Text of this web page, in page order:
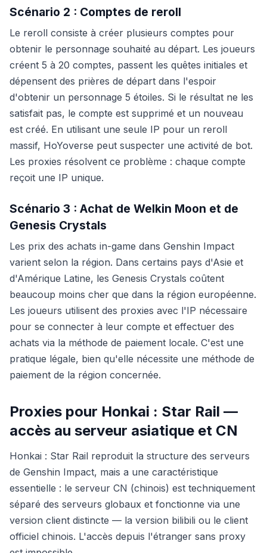
Scénario 2 : Comptes de reroll
Le reroll consiste à créer plusieurs comptes pour
obtenir le personnage souhaité au départ. Les joueurs
créent 5 à 20 comptes, passent les quêtes initiales et
dépensent des prières de départ dans l'espoir
d'obtenir un personnage 5 étoiles. Si le résultat ne les
satisfait pas, le compte est supprimé et un nouveau
est créé. En utilisant une seule IP pour un reroll
massif, HoYoverse peut suspecter une activité de bot.
Les proxies résolvent ce problème : chaque compte
reçoit une IP unique.
Scénario 3 : Achat de Welkin Moon et de
Genesis Crystals
Les prix des achats in-game dans Genshin Impact
varient selon la région. Dans certains pays d'Asie et
d'Amérique Latine, les Genesis Crystals coûtent
beaucoup moins cher que dans la région européenne.
Les joueurs utilisent des proxies avec l'IP nécessaire
pour se connecter à leur compte et effectuer des
achats via la méthode de paiement locale. C'est une
pratique légale, bien qu'elle nécessite une méthode de
paiement de la région concernée.
Proxies pour Honkai : Star Rail —
accès au serveur asiatique et CN
Honkai : Star Rail reproduit la structure des serveurs
de Genshin Impact, mais a une caractéristique
essentielle : le serveur CN (chinois) est techniquement
séparé des serveurs globaux et fonctionne via une
version client distincte — la version bilibili ou le client
officiel chinois. L'accès depuis l'étranger sans proxy